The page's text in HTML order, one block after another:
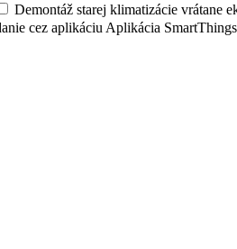
Demontáž starej klimatizácie vrátane
cez aplikáciu Aplikácia